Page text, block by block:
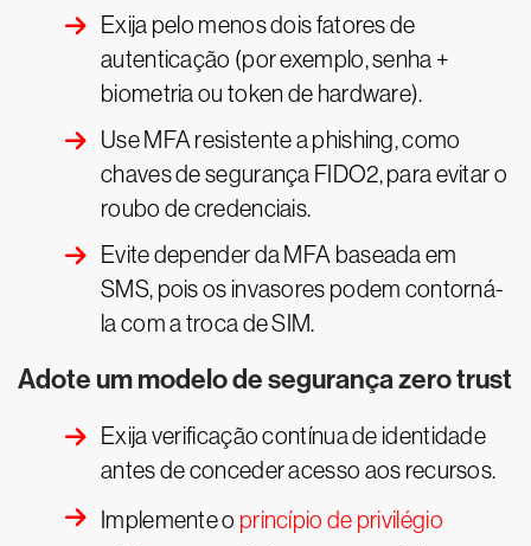
Exija pelo menos dois fatores de
autenticação (por exemplo, senha +
biometria ou token de hardware).
Use MFA resistente a phishing, como
chaves de segurança FIDO2, para evitar o
roubo de credenciais.
Evite depender da MFA baseada em
SMS, pois os invasores podem contorná-
la com a troca de SIM.
Adote um modelo de segurança zero trust
Exija verificação contínua de identidade
antes de conceder acesso aos recursos.
Implemente o princípio de privilégio